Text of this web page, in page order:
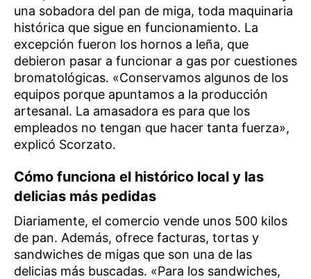
una sobadora del pan de miga, toda maquinaria
histórica que sigue en funcionamiento. La
excepción fueron los hornos a leña, que
debieron pasar a funcionar a gas por cuestiones
bromatológicas. «Conservamos algunos de los
equipos porque apuntamos a la producción
artesanal. La amasadora es para que los
empleados no tengan que hacer tanta fuerza»,
explicó Scorzato.
Cómo funciona el histórico local y las
delicias más pedidas
Diariamente, el comercio vende unos 500 kilos
de pan. Además, ofrece facturas, tortas y
sandwiches de migas que son una de las
delicias más buscadas. «Para los sandwiches,